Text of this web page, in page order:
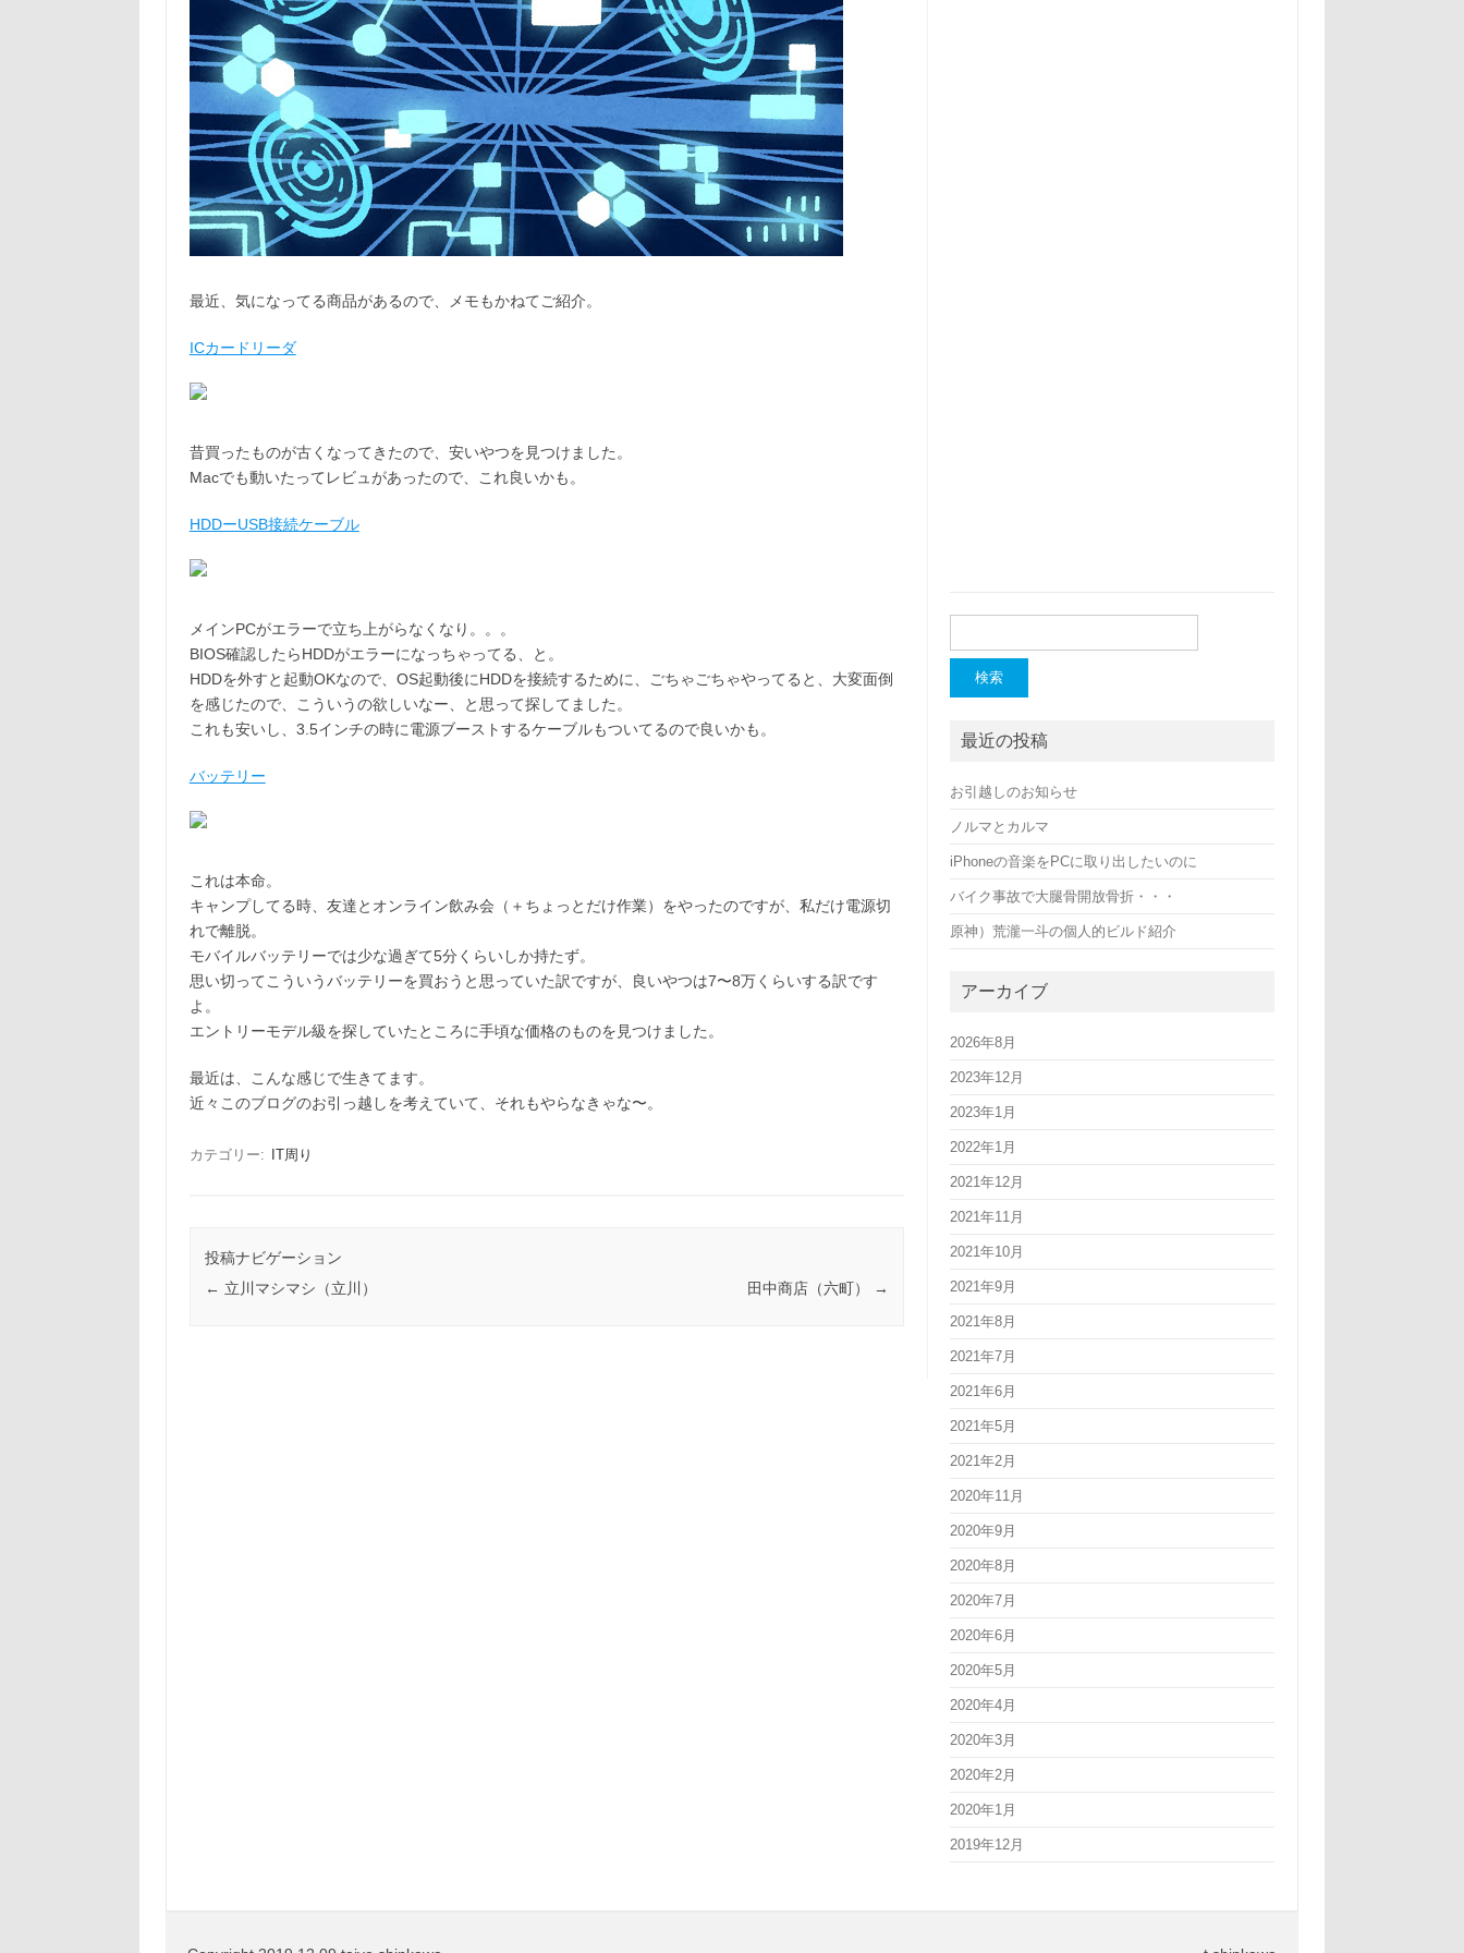
最近、気になってる商品があるので、メモもかねてご紹介。
ICカードリーダ
昔買ったものが古くなってきたので、安いやつを見つけました。
Macでも動いたってレビュがあったので、これ良いかも。
HDDーUSB接続ケーブル
メインPCがエラーで立ち上がらなくなり。。。
BIOS確認したらHDDがエラーになっちゃってる、と。
HDDを外すと起動OKなので、OS起動後にHDDを接続するために、ごちゃごちゃやってると、大変面倒
を感じたので、こういうの欲しいなー、と思って探してました。
これも安いし、3.5インチの時に電源ブーストするケーブルもついてるので良いかも。
バッテリー
これは本命。
キャンプしてる時、友達とオンライン飲み会（＋ちょっとだけ作業）をやったのですが、私だけ電源切
れで離脱。
モバイルバッテリーでは少な過ぎて5分くらいしか持たず。
思い切ってこういうバッテリーを買おうと思っていた訳ですが、良いやつは7〜8万くらいする訳です
よ。
エントリーモデル級を探していたところに手頃な価格のものを見つけました。
最近は、こんな感じで生きてます。
近々このブログのお引っ越しを考えていて、それもやらなきゃな〜。
カテゴリー: IT周り
投稿ナビゲーション
← 立川マシマシ（立川） 田中商店（六町） →
索:
最近の投稿
お引越しのお知らせ
ノルマとカルマ
iPhoneの音楽をPCに取り出したいのに
バイク事故で大腿骨開放骨折・・・
原神）荒瀧一斗の個人的ビルド紹介
アーカイブ
2026年8月
2023年12月
2023年1月
2022年1月
2021年12月
2021年11月
2021年10月
2021年9月
2021年8月
2021年7月
2021年6月
2021年5月
2021年2月
2020年11月
2020年9月
2020年8月
2020年7月
2020年6月
2020年5月
2020年4月
2020年3月
2020年2月
2020年1月
2019年12月